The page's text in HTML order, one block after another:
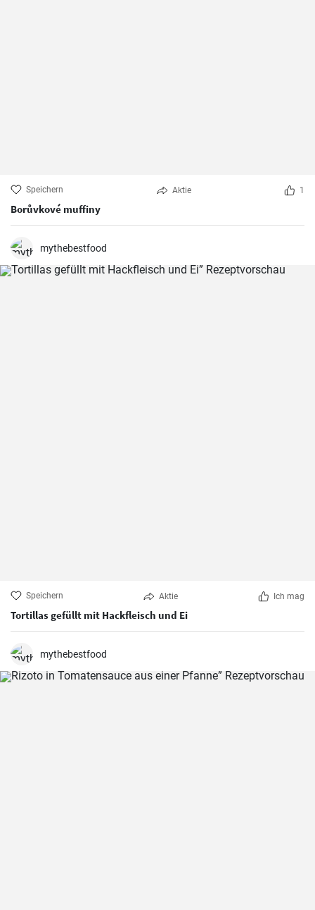
Speichern Aktie 1
Borůvkové muffiny
mythebestfood
Speichern Aktie Ich mag
Tortillas gefüllt mit Hackfleisch und Ei
mythebestfood